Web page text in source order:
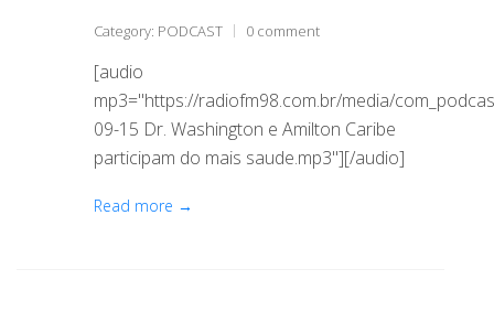
Category: PODCAST 0 comment
[audio
mp3="https://radiofm98.com.br/media/
09-15 Dr. Washington e Amilton Caribe
participam do mais saude.mp3"][/audio]
Read more →